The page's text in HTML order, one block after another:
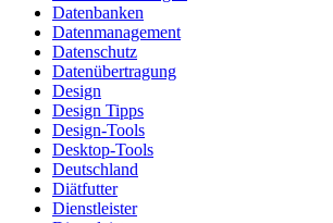
Datenbanken
Datenmanagement
Datenschutz
Datenübertragung
Design
Design Tipps
Design-Tools
Desktop-Tools
Deutschland
Diätfutter
Dienstleister